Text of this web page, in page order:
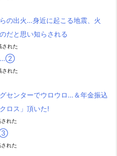
の出火…身近に起こる地震、火
だと思い知らされる
れた
…②
れた
センターでウロウロ…＆年金振込
ロス」頂いた!
れた
れた